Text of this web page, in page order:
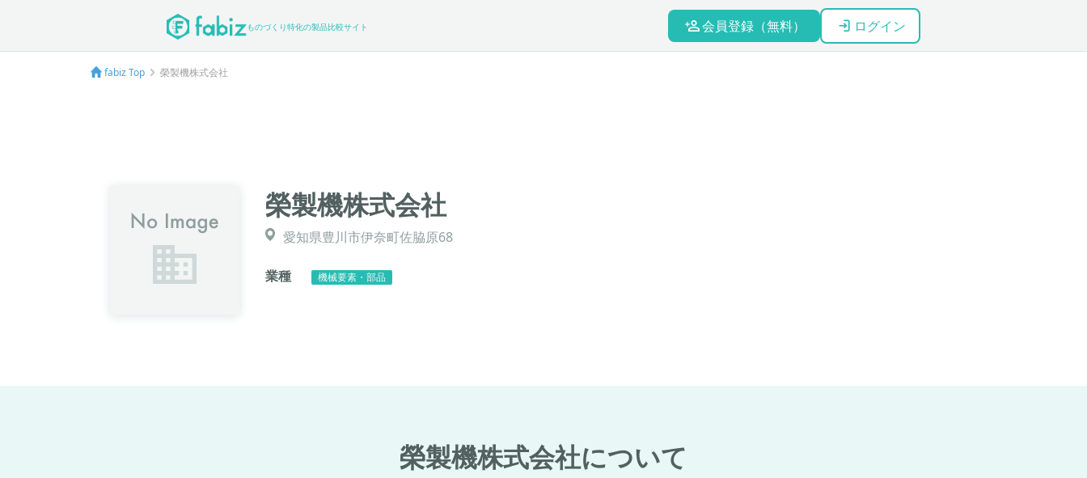
ものづくり特化の製品比較サイト 会員登録（無料） ログイン
fabiz Top 榮製機株式会社
榮製機株式会社
愛知県豊川市伊奈町佐脇原68
業種 機械要素・部品
榮製機株式会社について